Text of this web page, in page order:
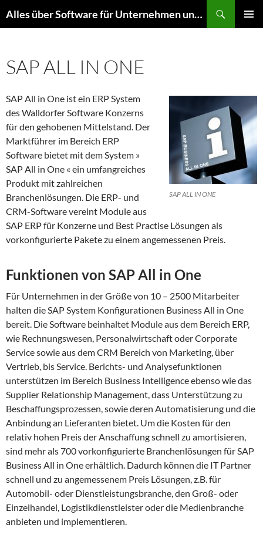
Inhalt
Alles über Software für Unternehmen und mehr
SAP ALL IN ONE
SAP ALL IN ONE
SAP All in One ist ein ERP System
des Walldorfer Software Konzerns
für den gehobenen Mittelstand. Der
Marktführer im Bereich ERP
Software bietet mit dem System »
SAP All in One « ein umfangreiches
Produkt mit zahlreichen
Branchenlösungen. Die ERP- und
CRM-Software vereint Module aus
SAP ERP für Konzerne und Best Practise Lösungen als
vorkonfigurierte Pakete zu einem angemessenen Preis.
Funktionen von SAP All in One
Für Unternehmen in der Größe von 10 – 2500 Mitarbeiter
halten die SAP System Konfigurationen Business All in One
bereit. Die Software beinhaltet Module aus dem Bereich ERP,
wie Rechnungswesen, Personalwirtschaft oder Corporate
Service sowie aus dem CRM Bereich von Marketing, über
Vertrieb, bis Service. Berichts- und Analysefunktionen
unterstützen im Bereich Business Intelligence ebenso wie das
Supplier Relationship Management, dass Unterstützung zu
Beschaffungsprozessen, sowie deren Automatisierung und die
Anbindung an Lieferanten bietet. Um die Kosten für den
relativ hohen Preis der Anschaffung schnell zu amortisieren,
sind mehr als 700 vorkonfigurierte Branchenlösungen für SAP
Business All in One erhältlich. Dadurch können die IT Partner
schnell und zu angemessenem Preis Lösungen, z.B. für
Automobil- oder Dienstleistungsbranche, den Groß- oder
Einzelhandel, Logistikdienstleister oder die Medienbranche
anbieten und implementieren.